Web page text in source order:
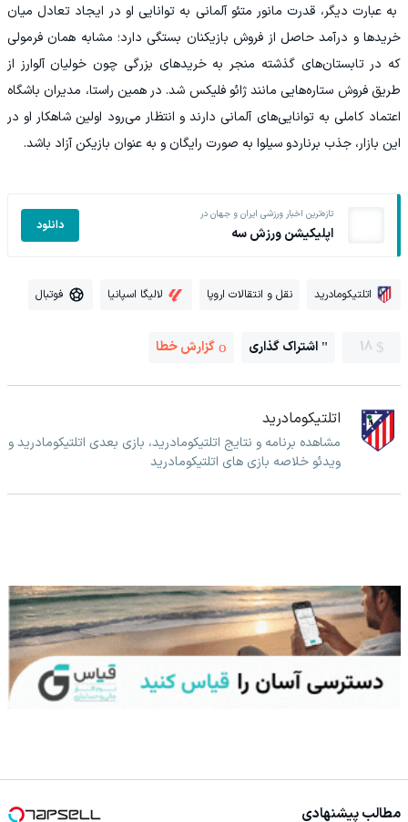
به عبارت دیگر، قدرت مانور متئو آلمانی به توانایی او در ایجاد تعادل میان
خریدها و درآمد حاصل از فروش بازیکنان بستگی دارد؛ مشابه همان فرمولی
که در تابستان‌های گذشته منجر به خریدهای بزرگی چون خولیان آلوارز از
طریق فروش ستاره‌هایی مانند ژائو فلیکس شد. در همین راستا، مدیران باشگاه
اعتماد کاملی به توانایی‌های آلمانی دارند و انتظار می‌رود اولین شاهکار او در
این بازار، جذب برناردو سیلوا به صورت رایگان و به عنوان بازیکن آزاد باشد.
تازه‌ترین اخبار ورزشی ایران و جهان در
اپلیکیشن ورزش سه دانلود
اتلتیکومادرید نقل و انتقالات اروپا لالیگا اسپانیا فوتبال
18 اشتراک گذاری گزارش خطا
اتلتیکومادرید
مشاهده برنامه و نتایج اتلتیکومادرید، بازی بعدی اتلتیکومادرید و
ویدئو خلاصه بازی های اتلتیکومادرید
مطالب پیشنهادی